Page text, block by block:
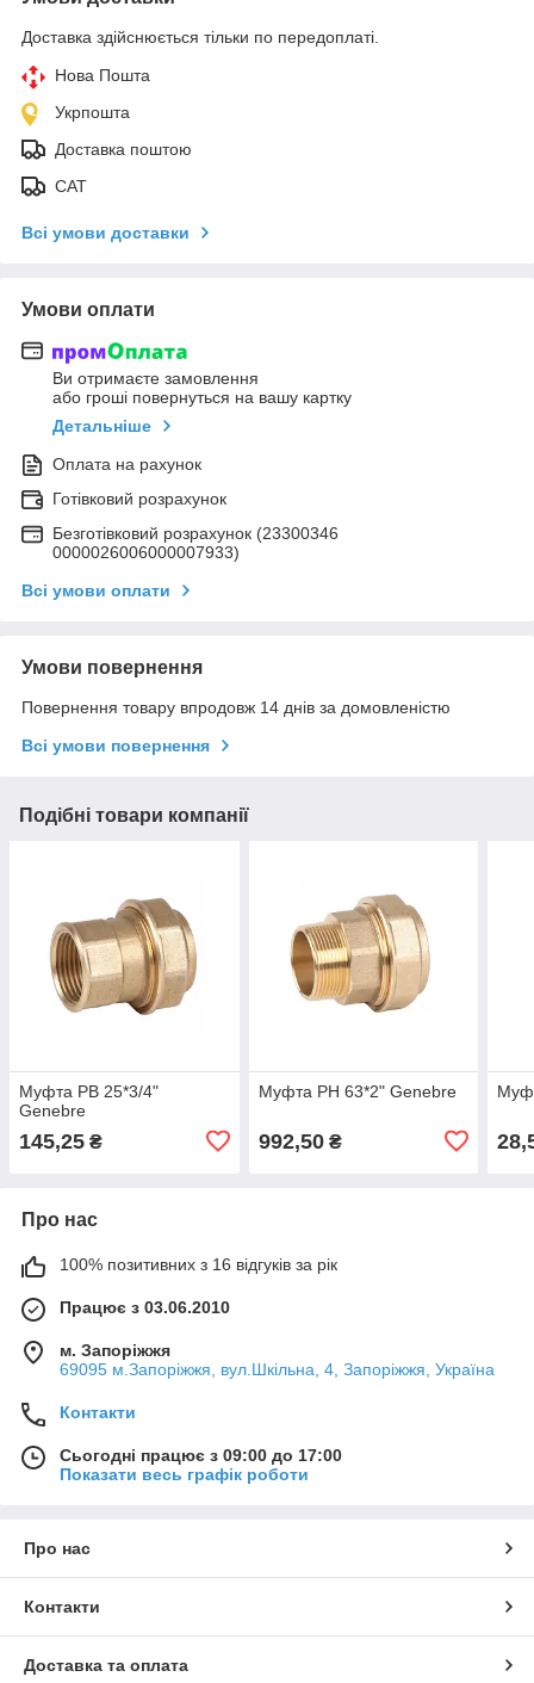
Доставка здійснюється тільки по передоплаті.
Нова Пошта
Укрпошта
Доставка поштою
САТ
Всі умови доставки
Умови оплати
Ви отримаєте замовлення
або гроші повернуться на вашу картку
Детальніше
Оплата на рахунок
Готівковий розрахунок
Безготівковий розрахунок (23300346
0000026006000007933)
Всі умови оплати
Умови повернення
Повернення товару впродовж 14 днів за домовленістю
Всі умови повернення
Подібні товари компанії
Муфта РВ 25*3/4"
Genebre
145,25 ₴
Муфта РН 63*2" Genebre
992,50₴
Про нас
100% позитивних з 16 відгуків за рік
Працює з 03.06.2010
м. Запоріжжя
69095 м.Запоріжжя, вул.Шкільна, 4, Запоріжжя, Україна
Контакти
Сьогодні працює з 09:00 до 17:00
Показати весь графік роботи
Про нас
Контакти
Доставка та оплата